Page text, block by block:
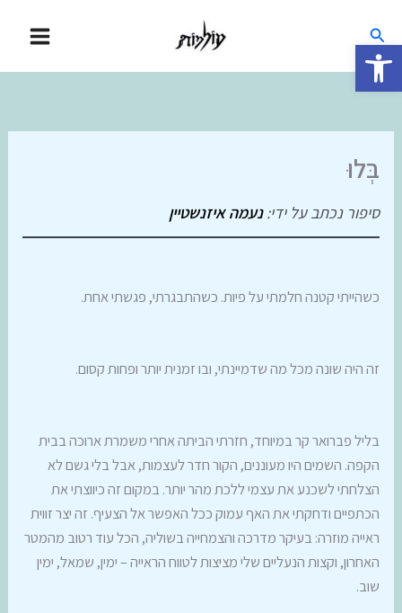
פתח סרגל נגישות
לתוכןחיפוש
בְּלוּ
סיפור נכתב על ידי:נעמה איזנשטיין
כשהייתי קטנה חלמתי על פיות. כשהתבגרתי, פגשתי אחת.
זה היה שונה מכל מה שדמיינתי, ובו זמנית יותר ופחות קסום.
בליל פברואר קר במיוחד, חזרתי הביתה אחרי משמרת ארוכה בבית
הקפה. השמים היו מעוננים, הקור חדר לעצמות, אבל בלי גשם לא
הצלחתי לשכנע את עצמי ללכת מהר יותר. במקום זה כיווצתי את
הכתפיים ודחקתי את האף עמוק ככל האפשר אל הצעיף. זה יצר זווית
ראייה מוזרה: בעיקר מדרכה והצמחייה בשוליה, הכל עוד רטוב מהמטר
האחרון, וקצות הנעליים שלי מציצות לטווח הראייה – ימין, שמאל, ימין
שוב.